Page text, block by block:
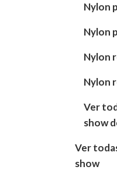
Nylon
Nylon
Nylon
Nylon
Ver
show
Ver
show